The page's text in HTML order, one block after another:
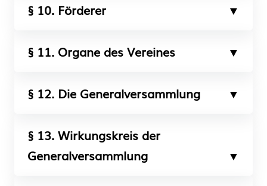
§ 10. Förderer
§ 11. Organe des Vereines
§ 12. Die Generalversammlung
§ 13. Wirkungskreis der
Generalversammlung